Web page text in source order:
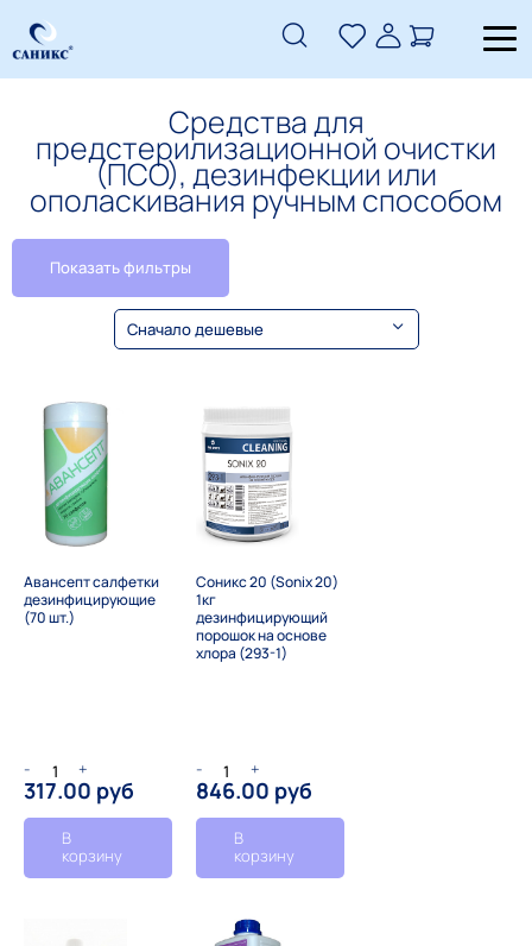
Средства для
предстерилизационной очистки
(ПСО), дезинфекции или
ополаскивания ручным способом
Показать фильтры
Сначало дешевые
Авансепт салфетки
дезинфицирующие
(70 шт.)
- +
317.00 руб
В
корзину
Соникс 20 (Sonix 20)
1кг
дезинфицирующий
порошок на основе
хлора (293-1)
- +
846.00 руб
В
корзину